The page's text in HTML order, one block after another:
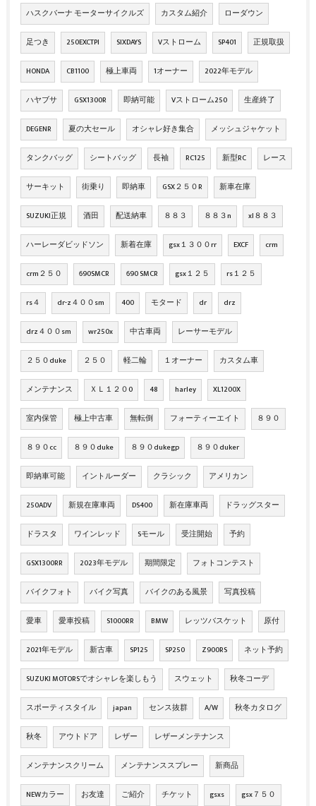
ハスクバーナ モーターサイクルズ カスタム紹介 ローダウン
足つき 250EXCTPI SIXDAYS Vストローム SP401 正規取扱
HONDA CB1100 極上車両 1オーナー 2022年モデル
ハヤブサ GSX1300R 即納可能 Vストローム250 生産終了
DEGENR 夏の大セール オシャレ好き集合 メッシュジャケット
タンクバッグ シートバッグ 長袖 RC125 新型RC レース
サーキット 街乗り 即納車 GSX２５０R 新車在庫
SUZUKI正規 酒田 配送納車 ８８３ ８８３n xl８８３
ハーレーダビッドソン 新着在庫 gsx１３００rr EXCF crm
crm２５０ 690SMCR 690 SMCR gsx１２５ rs１２５
rs４ dr-z４００sm 400 モタード dr drz
drz４００sm wr250x 中古車両 レーサーモデル
２５０duke ２５０ 軽二輪 １オーナー カスタム車
メンテナンス ＸＬ１２０0 48 harley XL1200X
室内保管 極上中古車 無転倒 フォーティーエイト ８９０
８９０cc ８９０duke ８９０dukegp ８９０duker
即納車可能 イントルーダー クラシック アメリカン
250ADV 新規在庫車両 DS400 新在庫車両 ドラッグスター
ドラスタ ワインレッド Sモール 受注開始 予約
GSX1300RR 2023年モデル 期間限定 フォトコンテスト
バイクフォト バイク写真 バイクのある風景 写真投稿
愛車 愛車投稿 S1000RR BMW レッツバスケット 原付
2021年モデル 新古車 SP125 SP250 Z900RS ネット予約
SUZUKI MOTORSでオシャレを楽しもう スウェット 秋冬コーデ
スポーティスタイル japan センス抜群 A/W 秋冬カタログ
秋冬 アウトドア レザー レザーメンテナンス
メンテナンスクリーム メンテナンススプレー 新商品
NEWカラー お友達 ご紹介 チケット gsxs gsx７５０